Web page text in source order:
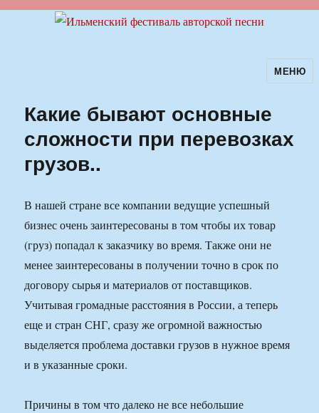
Ильменский фестиваль авторскойМЕНЮ
Какие бывают основные
сложности при перевозках
грузов..
В нашей стране все компании ведущие успешный
бизнес очень заинтересованы в том чтобы их товар
(груз) попадал к заказчику во время. Также они не
менее заинтересованы в получении точно в срок по
договору сырья и материалов от поставщиков.
Учитывая громадные расстояния в России, а теперь
еще и стран СНГ, сразу же огромной важностью
выделяется проблема доставки грузов в нужное время
и в указанные сроки.
Причины в том что далеко не все небольшие